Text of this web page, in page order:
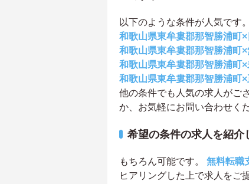
以下のような条件が人気です。
和歌山県東牟婁郡那智勝浦町
和歌山県東牟婁郡那智勝浦町
和歌山県東牟婁郡那智勝浦町
和歌山県東牟婁郡那智勝浦町
他の条件でも人気の求人がご
か、お気軽にお問い合わせく
希望の条件の求人を紹介
もちろん可能です。 無料転職
ヒアリングした上で求人をご